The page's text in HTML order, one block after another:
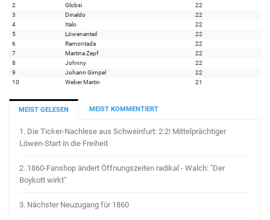
2
Globsi
22
3
Dinaldo
22
4
Italo
22
5
Löwenanteil
22
6
Ramontada
22
7
Martina Zepf
22
8
Johnny
22
9
Johann Gimpel
22
10
Weber Martin 21
MEIST GELESEN MEIST KOMMENTIERT
1. Die Ticker-Nachlese aus Schweinfurt: 2:2! Mittelprächtiger
Löwen-Start in die Freiheit
2. 1860-Fanshop ändert Öffnungszeiten radikal - Walch: "Der
Boykott wirkt"
3. Nächster Neuzugang für 1860